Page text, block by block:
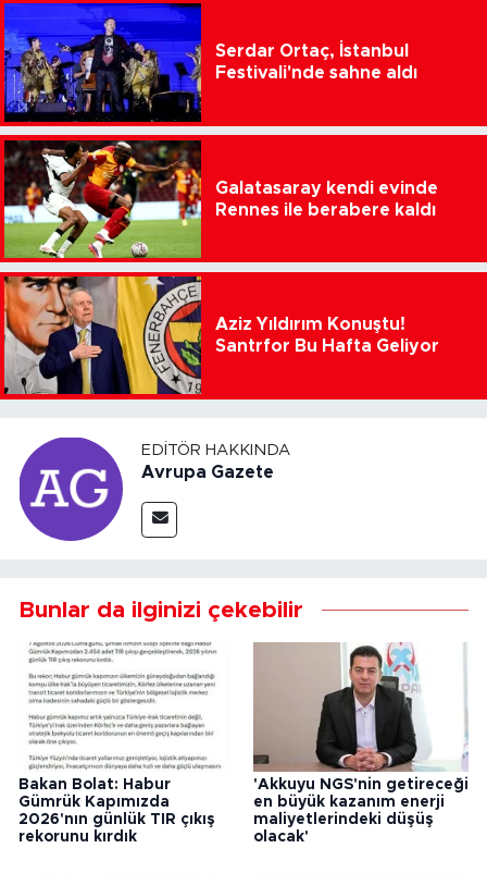
Serdar Ortaç, İstanbul
Festivali'nde sahne aldı
Galatasaray kendi evinde
Rennes ile berabere kaldı
Aziz Yıldırım Konuştu!
Santrfor Bu Hafta Geliyor
EDITÖR HAKKINDA
Avrupa Gazete
Bunlar da ilginizi çekebilir
Bakan Bolat: Habur
Gümrük Kapımızda
2026'nın günlük TIR çıkış
rekorunu kırdık
'Akkuyu NGS'nin getireceği
en büyük kazanım enerji
maliyetlerindeki düşüş
olacak'